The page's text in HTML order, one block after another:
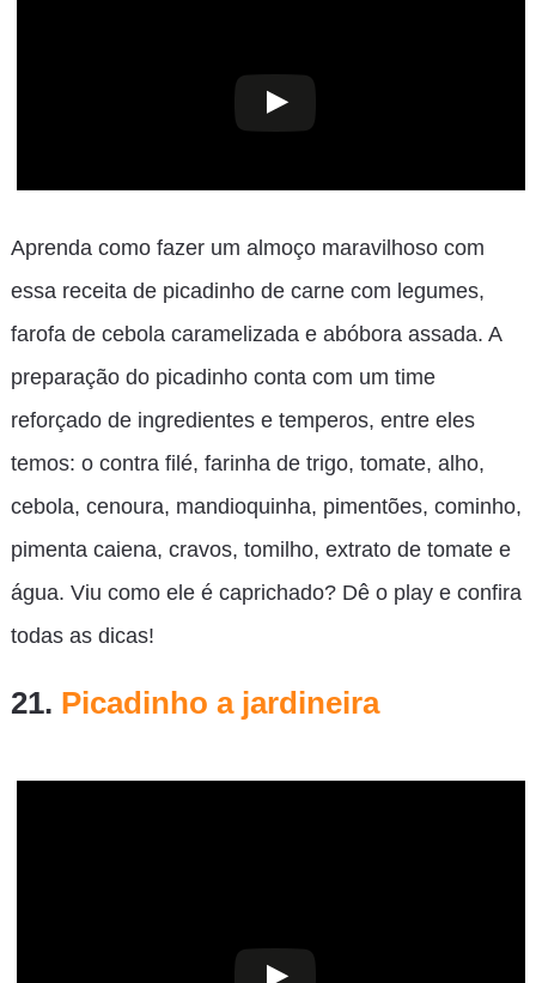
Aprenda como fazer um almoço maravilhoso com
essa receita de picadinho de carne com legumes,
farofa de cebola caramelizada e abóbora assada. A
preparação do picadinho conta com um time
reforçado de ingredientes e temperos, entre eles
temos: o contra filé, farinha de trigo, tomate, alho,
cebola, cenoura, mandioquinha, pimentões, cominho,
pimenta caiena, cravos, tomilho, extrato de tomate e
água. Viu como ele é caprichado? Dê o play e confira
todas as dicas!
21. Picadinho a jardineira